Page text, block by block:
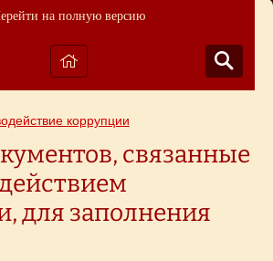
на полную версию
коррупции
связанные
для заполнения